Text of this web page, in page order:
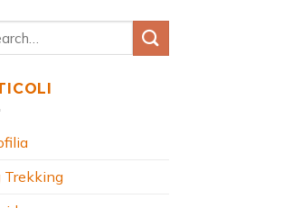
Trekking